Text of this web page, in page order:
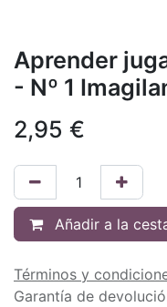
Aprender
- Nº 1
2,95 €
Añadir a la
Términos y
Garantía de